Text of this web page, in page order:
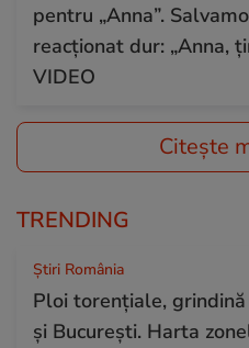
pentru „Anna”.
reacționat dur: „Anna,
VIDEO
Citește
TRENDING
Știri România
Ploi torențiale,
și București. Harta